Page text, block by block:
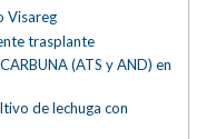
Visareg
trasplante
(ATS y AND) en
de lechuga con